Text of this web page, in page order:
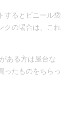
するとビニール袋
クの場合は、これ
ある方は屋台な
ったものをちらっ